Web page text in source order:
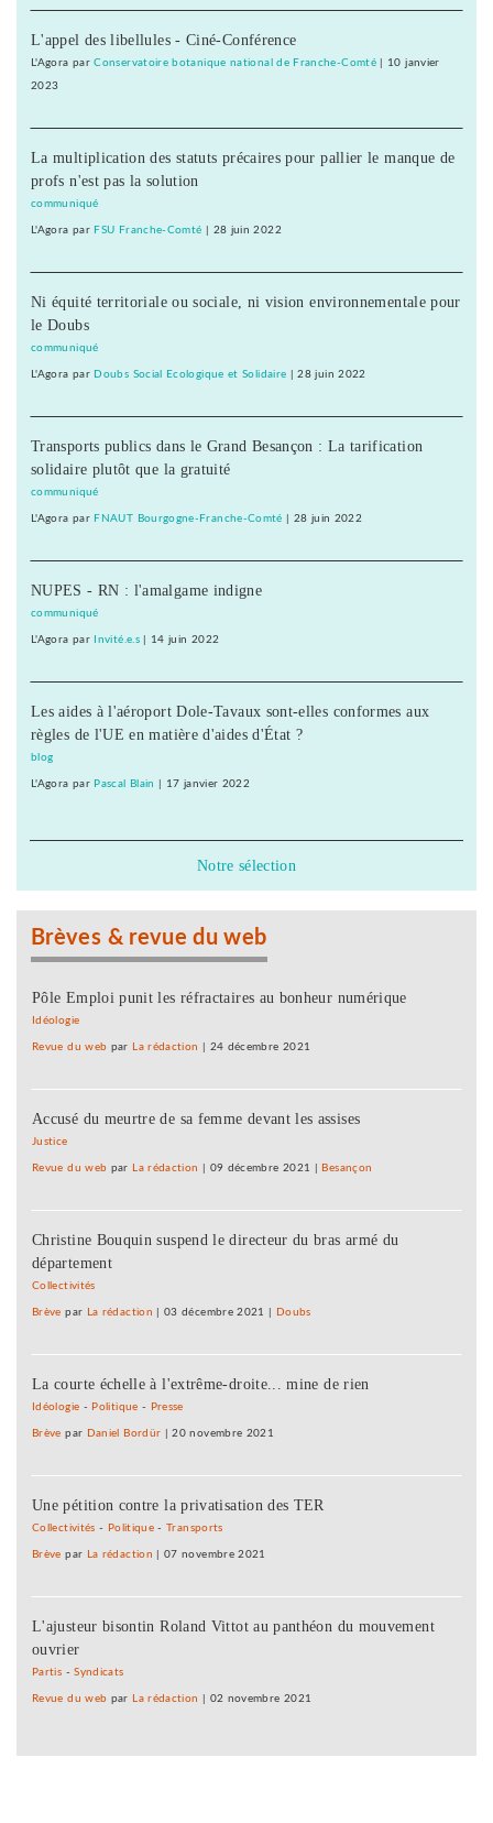
L'appel des libellules - Ciné-Conférence
L'Agora parConservatoire botanique national de Franche-Comté| 10 janvier
2023
La multiplication des statuts précaires pour pallier le manque de
profs n'est pas la solution
communiqué
L'Agora par FSU Franche-Comté 28 juin 2022
Ni équité territoriale ou sociale, ni vision environnementale pour
le Doubs
communiqué
L'Agora par Doubs Social Ecologique et Solidaire |28 juin 2022
Transports publics dans le Grand Besançon : La tarification
solidaire plutôt que la gratuité
communiqué
L'Agora par FNAUT Bourgogne-Franche-Comté 28 juin 2022
NUPES - RN : l'amalgame indigne
communiqué
L'Agora par Invité.e.s| 14 juin 2022
Les aides à l'aéroport Dole-Tavaux sont-elles conformes aux
règles de l'UE en matière d'aides d'État ?
blog
L'Agora par Pascal Blain 17 janvier 2022
Notre sélection
Brèves & revue du web
Pôle Emploi punit les réfractaires au bonheur numérique
Idéologie
Revue du web par La rédaction 24 décembre 2021
Accusé du meurtre de sa femme devant les assises
Justice
Revue du web par La rédaction 09 décembre 2021 Besançon
Christine Bouquin suspend le directeur du bras armé du
département
Collectivités
Brève par La rédaction |03 décembre 2021 Doubs
La courte échelle à l'extrême-droite... mine de rien
Idéologie - Politique - Presse
Brève par Daniel Bordür |20 novembre 2021
Une pétition contre la privatisation des TER
Collectivités - Politique -Transports
Brève par La rédaction |07 novembre 2021
L'ajusteur bisontin Roland Vittot au panthéon du mouvement
ouvrier
Partis -Syndicats
Revue du web par La rédaction 02 novembre 2021